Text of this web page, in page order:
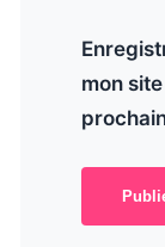
mon